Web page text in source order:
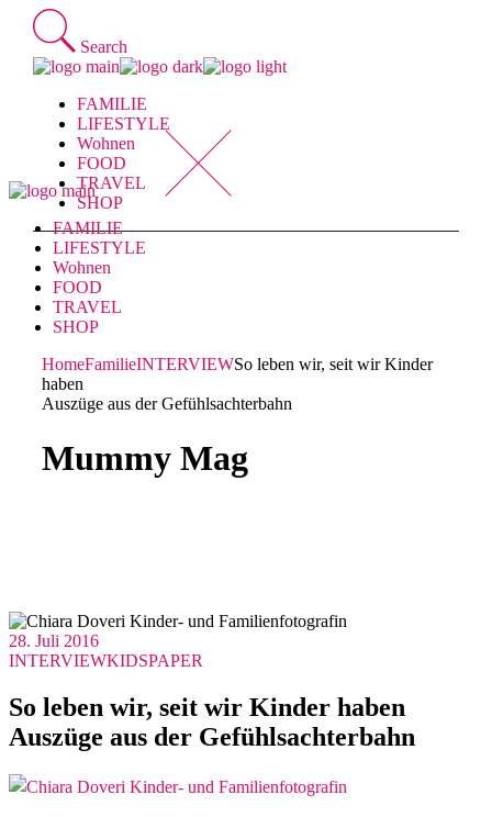
Skip
content
Search
FAMILIE
LIFESTYLE
Wohnen
FOOD
TRAVEL
SHOP
FAMILIE
LIFESTYLE
Wohnen
FOOD
TRAVEL
SHOP
HomeFamilieINTERVIEWSo leben wir, seit wir Kinder
haben
Auszüge aus der Gefühlsachterbahn
Mummy Mag
28. Juli 2016
INTERVIEWKIDSPAPER
So leben wir, seit wir Kinder haben
Auszüge aus der Gefühlsachterbahn